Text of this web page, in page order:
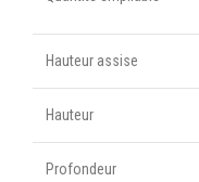
Hauteur assise
Hauteur
Profondeur